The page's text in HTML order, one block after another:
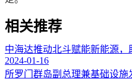
相关推荐
中海达推动北斗赋能新能源，
2024-01-16
所罗门群岛副总理兼基础设